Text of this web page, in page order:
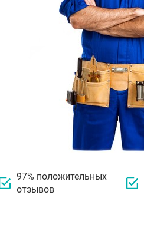
97% положительных
отзывов